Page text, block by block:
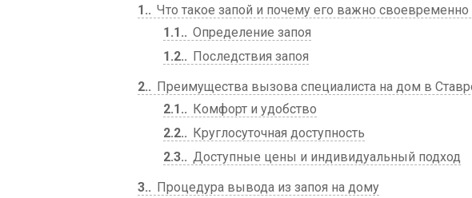
1.
Что такое запой и почему его важно
1.1.
Определение запоя
1.2.
Последствия запоя
2.
Преимущества вызова специалиста на дом в
2.1.
Комфорт и удобство
2.2.
Круглосуточная доступность
2.3.
Доступные цены и индивидуальный подход
3.
Процедура вывода из запоя на дому